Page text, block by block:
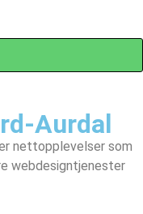
Aurdal
nettopplevelser som
webdesigntjenester